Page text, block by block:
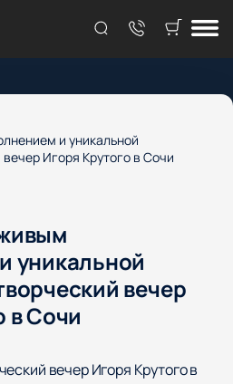
и уникальной
Игоря Крутого в Сочи
уникальной
вечер
в Сочи
вечер Игоря Крутого в